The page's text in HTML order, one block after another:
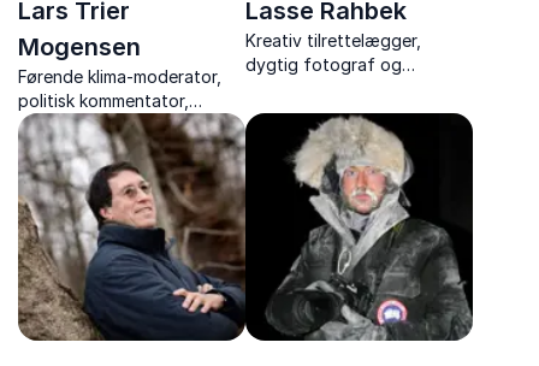
Lars Trier
Mogensen
Førende klima-moderator,
politisk kommentator,
forfatter, radiovært på DR
Lasse Rahbek
Kreativ tilrettelægger,
dygtig fotograf og
imponerende arbejde med
DR1-serien "Sirius", der viser
unikke fortællinger gennem
sit linse.